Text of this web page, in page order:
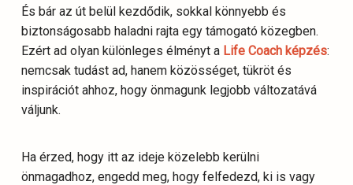
És bár az út belül kezdődik, sokkal könnyebb és
biztonságosabb haladni rajta egy támogató közegben.
Ezért ad olyan különleges élményt a Life Coach képzés:
nemcsak tudást ad, hanem közösséget, tükröt és
inspirációt ahhoz, hogy önmagunk legjobb változatává
váljunk.
Ha érzed, hogy itt az ideje közelebb kerülni
önmagadhoz, engedd meg, hogy felfedezd, ki is vagy